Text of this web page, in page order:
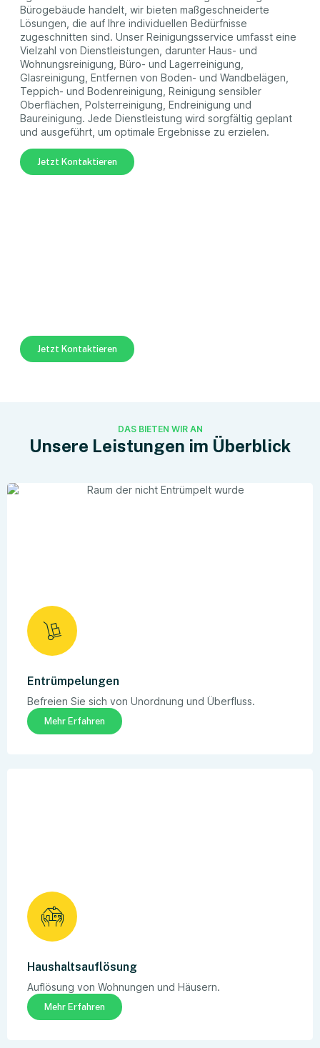
Bürogebäude handelt, wir bieten maßgeschneiderte
Lösungen, die auf Ihre individuellen Bedürfnisse
zugeschnitten sind. Unser Reinigungsservice umfasst eine
Vielzahl von Dienstleistungen, darunter Haus- und
Wohnungsreinigung, Büro- und Lagerreinigung,
Glasreinigung, Entfernen von Boden- und Wandbelägen,
Teppich- und Bodenreinigung, Reinigung sensibler
Oberflächen, Polsterreinigung, Endreinigung und
Baureinigung. Jede Dienstleistung wird sorgfältig geplant
und ausgeführt, um optimale Ergebnisse zu erzielen.
Jetzt Kontaktieren
Jetzt Kontaktieren
DAS BIETEN WIR AN
Unsere Leistungen im Überblick
Entrümpelungen
Befreien Sie sich von Unordnung und Überfluss.
Mehr Erfahren
Haushaltsauflösung
Auflösung von Wohnungen und Häusern.
Mehr Erfahren